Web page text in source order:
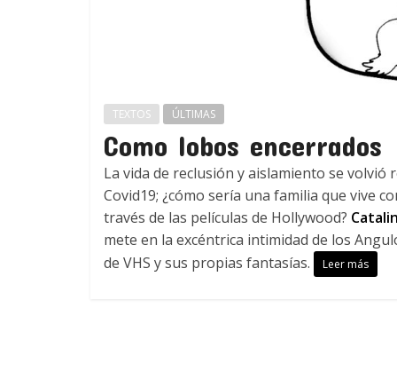
TEXTOS ÚLTIMAS
Como lobos encerrados
La vida de reclusión y aislamiento se
Covid19; ¿cómo sería una familia que vive
través de las películas de Hollywood?
mete en la excéntrica intimidad de los
de VHS y sus propias fantasías.
Leer más